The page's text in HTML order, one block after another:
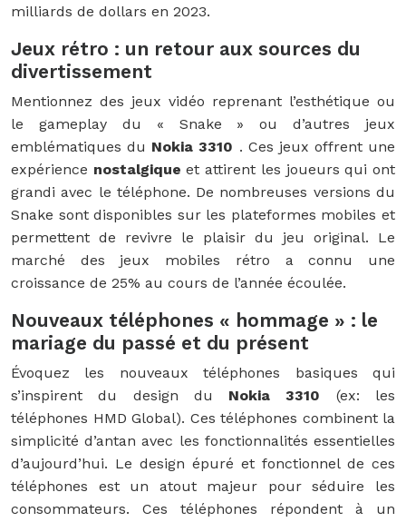
milliards de dollars en 2023.
Jeux rétro : un retour aux sources du
divertissement
Mentionnez des jeux vidéo reprenant l’esthétique ou
le gameplay du « Snake » ou d’autres jeux
emblématiques du Nokia 3310 . Ces jeux offrent une
expérience nostalgiqueet attirent les joueurs qui ont
grandi avec le téléphone. De nombreuses versions du
Snake sont disponibles sur les plateformes mobiles et
permettent de revivre le plaisir du jeu original. Le
marché des jeux mobiles rétro a connu une
croissance de 25% au cours de l’année écoulée.
Nouveaux téléphones « hommage » : le
mariage du passé et du présent
Évoquez les nouveaux téléphones basiques qui
s’inspirent du design du Nokia 3310 (ex: les
téléphones HMD Global). Ces téléphones combinent la
simplicité d’antan avec les fonctionnalités essentielles
d’aujourd’hui. Le design épuré et fonctionnel de ces
téléphones est un atout majeur pour séduire les
consommateurs. Ces téléphones répondent à un